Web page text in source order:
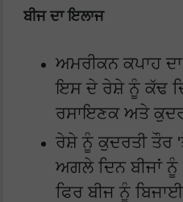
ਬੀਜ ਦਾ ਇਲਾਜ
ਅਮਰੀਕਨ ਕਪਾਹ
ਇਸ ਦੇ ਰੇਸ਼ੇ ਨੂੰ ਕੱਢ
ਰਸਾਇਣਕ ਅਤੇ
ਰੇਸ਼ੇ ਨੂੰ ਕੁਦਰਤੀ ਤੌਰ
ਅਗਲੇ ਦਿਨ ਬੀਜਾਂ
ਫਿਰ ਬੀਜ ਨੂੰ